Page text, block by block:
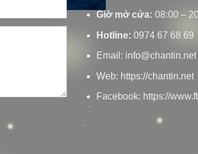
Giờ mở cửa: 08:00 –
Hotline: 0974 67 68
Email: info@chantin.net
Web: https://chantin.net
Facebook: https://